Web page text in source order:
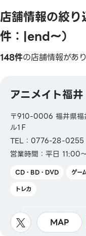
店舗情報の絞
件：|end〜）
148件の店舗情報があ
アニメイト福井
〒910-0006 福井県福
ル1Ｆ
TEL：0776-28-0255
営業時間：平日
CD・BD・DVD ゲー
トレカ
MAP